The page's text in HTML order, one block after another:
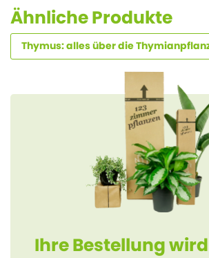
Ähnliche Produkte
Thymus: alles über die
Ihre Bestellung